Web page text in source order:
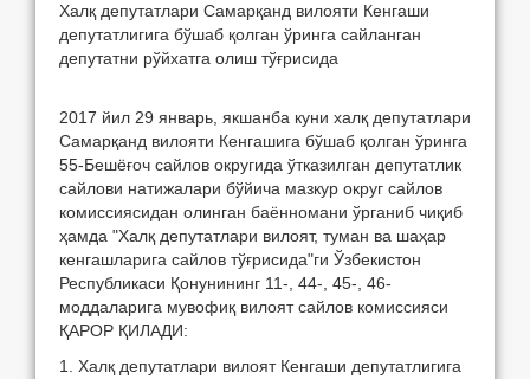
Халқ депутатлари Самарқанд вилояти Кенгаши
депутатлигига бўшаб қолган ўринга сайланган
депутатни рўйхатга олиш тўғрисида
2017 йил 29 январь, якшанба куни халқ депутатлари
Самарқанд вилояти Кенгашига бўшаб қолган ўринга
55-Бешёғоч сайлов округида ўтказилган депутатлик
сайлови натижалари бўйича мазкур округ сайлов
комиссиясидан олинган баённомани ўрганиб чиқиб
ҳамда "Халқ депутатлари вилоят, туман ва шаҳар
кенгашларига сайлов тўғрисида"ги Ўзбекистон
Республикаси Қонунининг 11-, 44-, 45-, 46-
моддаларига мувофиқ вилоят сайлов комиссияси
ҚАРОР ҚИЛАДИ:
1. Халқ депутатлари вилоят Кенгаши депутатлигига